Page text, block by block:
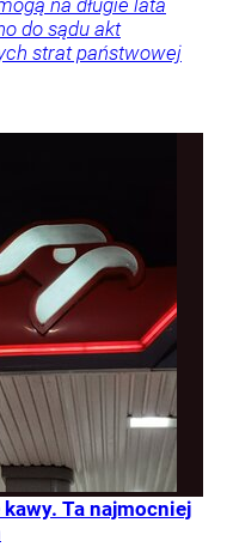
na długie lata
do sądu akt
strat państwowej
Ta najmocniej